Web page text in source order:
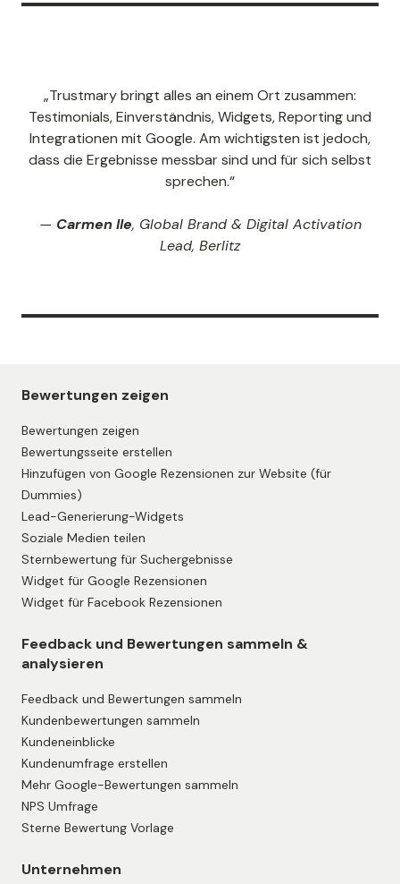
„Trustmary bringt alles an einem Ort zusammen:
Testimonials, Einverständnis, Widgets, Reporting und
Integrationen mit Google. Am wichtigsten ist jedoch,
dass die Ergebnisse messbar sind und für sich selbst
sprechen.“
— Carmen Ile, Global Brand & Digital Activation
Lead, Berlitz
Bewertungen zeigen
Bewertungen zeigen
Bewertungsseite erstellen
Hinzufügen von Google Rezensionen zur Website (für
Dummies)
Lead-Generierung-Widgets
Soziale Medien teilen
Sternbewertung für Suchergebnisse
Widget für Google Rezensionen
Widget für Facebook Rezensionen
Feedback und Bewertungen sammeln &
analysieren
Feedback und Bewertungen sammeln
Kundenbewertungen sammeln
Kundeneinblicke
Kundenumfrage erstellen
Mehr Google-Bewertungen sammeln
NPS Umfrage
Sterne Bewertung Vorlage
Unternehmen